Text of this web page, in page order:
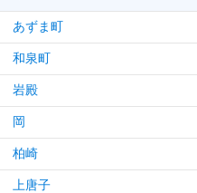
あずま町
和泉町
岩殿
岡
柏崎
上唐子